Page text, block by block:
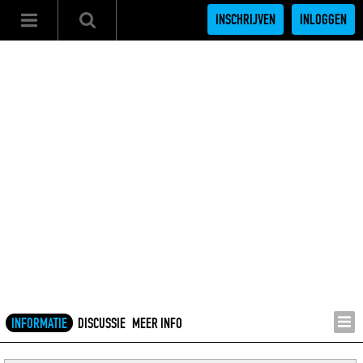
INSCHRIJVEN INLOGGEN
INFORMATIE DISCUSSIE MEER INFO